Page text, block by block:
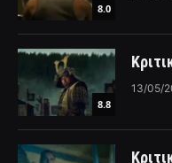
8.0
8.8
13/05/